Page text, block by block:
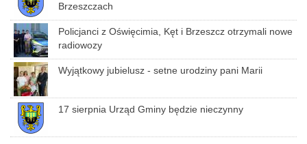
Brzeszczach
Policjanci z Oświęcimia, Kęt i Brzeszcz otrzymali nowe
radiowozy
Wyjątkowy jubielusz - setne urodziny pani Marii
17 sierpnia Urząd Gminy będzie nieczynny